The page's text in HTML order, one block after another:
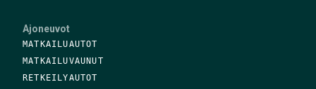
Ajoneuvot
MATKAILUAUTOT
MATKAILUVAUNUT
RETKEILYAUTOT